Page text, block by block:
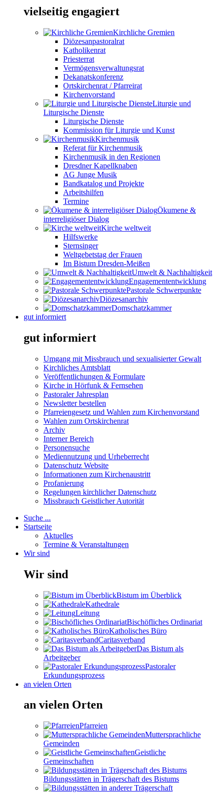
vielseitig engagiert
Kirchliche Gremien
Diözesanpastoralrat
Katholikenrat
Priesterrat
Vermögensverwaltungsrat
Dekanatskonferenz
Ortskirchenrat / Pfarreirat
Kirchenvorstand
Liturgie und
Liturgische Dienste
Liturgische Dienste
Kommission für Liturgie und Kunst
Kirchenmusik
Referat für Kirchenmusik
Kirchenmusik in den Regionen
Dresdner Kapellknaben
AG Junge Musik
Bandkatalog und Projekte
Arbeitshilfen
Termine
Ökumene &
interreligiöser Dialog
Kirche weltweit
Hilfswerke
Sternsinger
Weltgebetstag der Frauen
Im Bistum Dresden-Meißen
Umwelt & Nachhaltigkeit
Engagemententwicklung
Pastorale Schwerpunkte
Diözesanarchiv
Domschatzkammer
gut informiert
gut informiert
Umgang mit Missbrauch und sexualisierter Gewalt
Kirchliches Amtsblatt
Veröffentlichungen & Formulare
Kirche in Hörfunk & Fernsehen
Pastoraler Jahresplan
Newsletter bestellen
Pfarreiengesetz und Wahlen zum Kirchenvorstand
Wahlen zum Ortskirchenrat
Archiv
Interner Bereich
Personensuche
Mediennutzung und Urheberrecht
Datenschutz Website
Informationen zum Kirchenaustritt
Profanierung
Regelungen kirchlicher Datenschutz
Missbrauch Geistlicher Autorität
Suche ...
Startseite
Aktuelles
Termine & Veranstaltungen
Wir sind
Wir sind
Bistum im Überblick
Kathedrale
Leitung
Bischöfliches Ordinariat
Katholisches Büro
Caritasverband
Das Bistum als
Arbeitgeber
Pastoraler
Erkundungsprozess
an vielen Orten
an vielen Orten
Pfarreien
Muttersprachliche
Gemeinden
Geistliche
Gemeinschaften
Bildungsstätten in Trägerschaft des Bistums